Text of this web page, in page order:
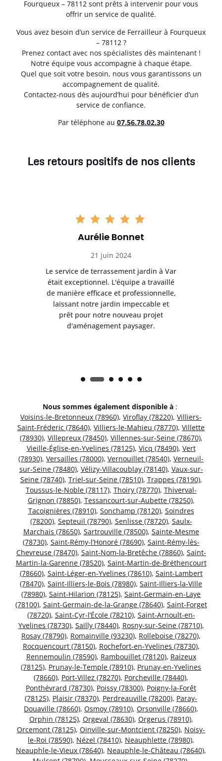
Fourqueux – 78112 sont prêts à intervenir pour vous
offrir un service de qualité.
Vous avez besoin d’un service de Ferrailleur à Fourqueux
– 78112 ?
Prenez contact avec nos spécialistes dès maintenant !
Notre équipe vous accompagne à chaque étape.
Quel que soit votre besoin, nous vous garantissons un
accompagnement de qualité.
Contactez-nous dès aujourd’hui pour bénéficier d’un
service de confiance.
Par téléphone au 07.56.78.02.30
Les retours positifs de nos clients
Aurélie Bonnet
21 juin 2024
Le service de terrassement jardin à Var
était exceptionnel. L'équipe a travaillé
de manière efficace et professionnelle,
laissant notre jardin impeccable et
prêt pour notre nouveau projet
d'aménagement paysager.
Nous sommes également disponible à :
Voisins-le-Bretonneux (78960), Viroflay (78220), Villiers-
Saint-Fréderic (78640), Villiers-le-Mahieu (78770), Villette
(78930), Villepreux (78450), Villennes-sur-Seine (78670),
Vieille-Église-en-Yvelines (78125), Vicq (78490), Vert
(78930), Versailles (78000), Vernouillet (78540), Verneuil-
sur-Seine (78480), Vélizy-Villacoublay (78140), Vaux-sur-
Seine (78740), Triel-sur-Seine (78510), Trappes (78190),
Toussus-le-Noble (78117), Thoiry (78770), Thiverval-
Grignon (78850), Tessancourt-sur-Aubette (78250),
Tacoignières (78910), Sonchamp (78120), Soindres
(78200), Septeuil (78790), Senlisse (78720), Saulx-
Marchais (78650), Sartrouville (78500), Sainte-Mesme
(78730), Saint-Rémy-l’Honoré (78690), Saint-Rémy-lès-
Chevreuse (78470), Saint-Nom-la-Bretêche (78860), Saint-
Martin-la-Garenne (78520), Saint-Martin-de-Bréthencourt
(78660), Saint-Léger-en-Yvelines (78610), Saint-Lambert
(78470), Saint-Illiers-le-Bois (78980), Saint-Illiers-la-Ville
(78980), Saint-Hilarion (78125), Saint-Germain-en-Laye
(78100), Saint-Germain-de-la-Grange (78640), Saint-Forget
(78720), Saint-Cyr-l’École (78210), Saint-Arnoult-en-
Yvelines (78730), Sailly (78440), Rosny-sur-Seine (78710),
Rosay (78790), Romainville (93230), Rolleboise (78270),
Rocquencourt (78150), Rochefort-en-Yvelines (78730),
Rennemoulin (78590), Rambouillet (78120), Raizeux
(78125), Prunay-le-Temple (78910), Prunay-en-Yvelines
(78660), Port-Villez (78270), Porcheville (78440),
Ponthévrard (78730), Poissy (78300), Poigny-la-Forêt
(78125), Plaisir (78370), Perdreauville (78200), Paray-
Douaville (78660), Osmoy (78910), Orsonville (78660),
Orphin (78125), Orgeval (78630), Orgerus (78910),
Orcemont (78125), Oinville-sur-Montcient (78250), Noisy-
le-Roi (78590), Nézel (78410), Neauphlette (78980),
Neauphle-le-Vieux (78640), Neauphle-le-Château (78640),